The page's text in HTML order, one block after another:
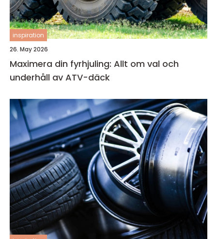
inspiration
26. May 2026
Maximera din fyrhjuling: Allt om val och
underhåll av ATV-däck